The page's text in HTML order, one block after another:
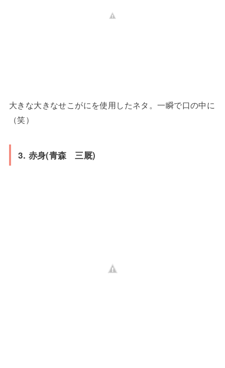
大きな大きなせこがにを使用したネタ。一瞬で口の中に
（笑）
3. 赤身(青森 三厩)